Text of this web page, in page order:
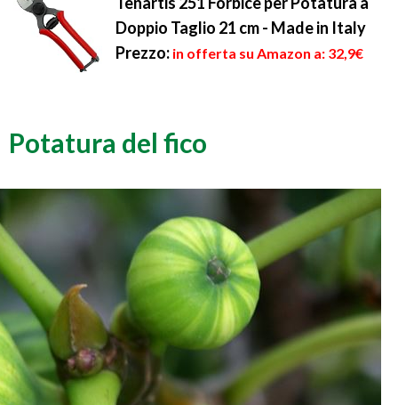
Doppio Taglio 21 cm - Made in Italy
Prezzo: in offerta su Amazon a: 32,9€
Potatura del fico